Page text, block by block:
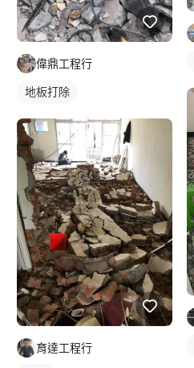
偉鼎工程行
地板打除
育達工程行